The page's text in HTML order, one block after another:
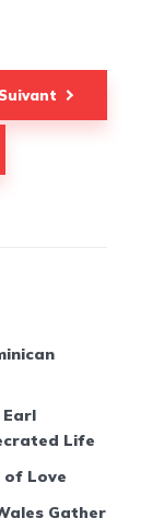
Suivant
Earl
Life
of Love
Gather